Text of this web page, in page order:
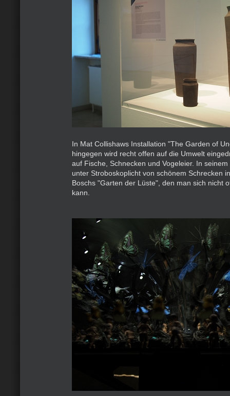
In Mat Collishaws Installation "The Garden of
hingegen wird recht offen auf die Umwelt
auf Fische, Schnecken und Vogeleier. In
unter Stroboskoplicht von schönem Schrecken
Boschs "Garten der Lüste", den man sich nicht
kann.